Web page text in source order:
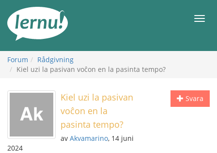
sidans
innehåll
Meny
Forum
Rådgivning
Kiel uzi la pasivan voĉon en la pasinta tempo?
Svara
Kiel uzi la pasivan
voĉon en la
pasinta tempo?
av Akvamarino, 14 juni
2024